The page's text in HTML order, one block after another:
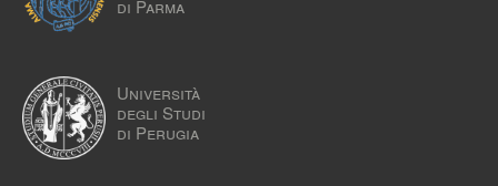
di Parma
Università
degli Studi
di Perugia